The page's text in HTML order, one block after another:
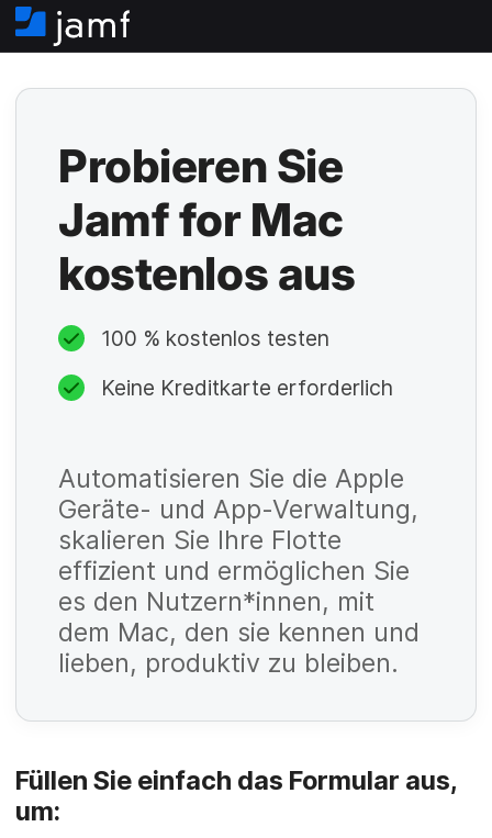
S
t
r
Probieren Sie
Jamf for Mac
kostenlos aus
100 % kostenlos testen
Keine Kreditkarte erforderlich
Automatisieren Sie die Apple
Geräte- und App-Verwaltung,
skalieren Sie Ihre Flotte
effizient und ermöglichen Sie
es den Nutzern*innen, mit
dem Mac, den sie kennen und
lieben, produktiv zu bleiben.
P
f
li
h
t
f
e
l
d
f
li
c
h
t
f
d
P
f
li
h
t
f
li
c
Füllen Sie einfach das Formular aus,
um: